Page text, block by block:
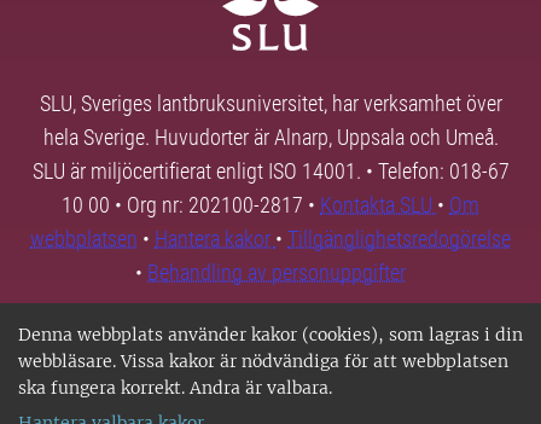
Denna webbplats använder kakor (cookies), som lagras i din
webbläsare. Vissa kakor är nödvändiga för att webbplatsen
ska fungera korrekt. Andra är valbara.
SLU, Sveriges lantbruksuniversitet, har verksamhet över
hela Sverige. Huvudorter är Alnarp, Uppsala och Umeå.
SLU är miljöcertifierat enligt ISO 14001. • Telefon: 018-67
10 00 • Org nr: 202100-2817 • Kontakta SLU • Om
webbplatsen • Hantera kakor • Tillgänglighetsredogörelse
• Behandling av personuppgifter